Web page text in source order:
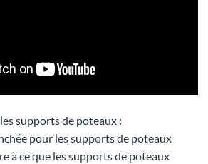
supports de poteaux :
pour les supports de poteaux
à ce que les supports de poteaux